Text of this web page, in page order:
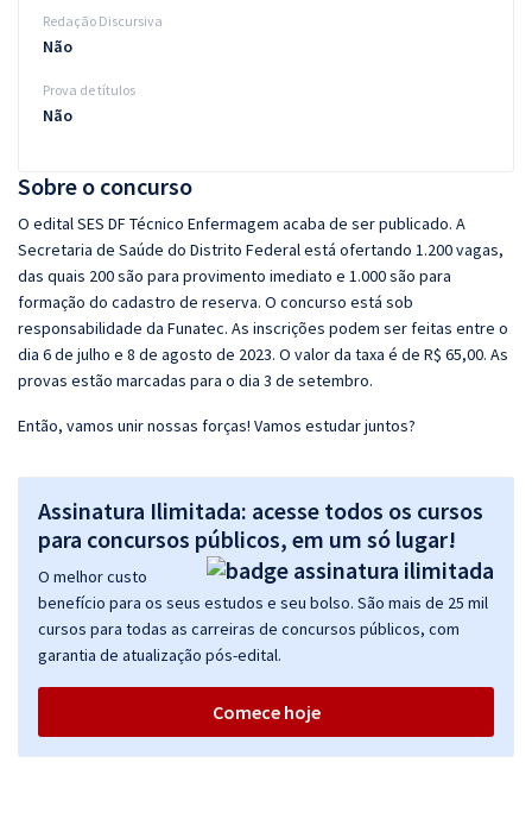
Sobre o concurso
O edital SES DF Técnico Enfermagem acaba de ser publicado. A
Secretaria de Saúde do Distrito Federal está ofertando 1.200 vagas,
das quais 200 são para provimento imediato e 1.000 são para
formação do cadastro de reserva. O concurso está sob
responsabilidade da Funatec. As inscrições podem ser feitas entre o
dia 6 de julho e 8 de agosto de 2023. O valor da taxa é de R$ 65,00. As
provas estão marcadas para o dia 3 de setembro.
Então, vamos unir nossas forças! Vamos estudar juntos?
Assinatura Ilimitada: acesse todos os cursos
para concursos públicos, em um só lugar!
O melhor custo
benefício para os seus estudos e seu bolso. São mais de 25 mil
cursos para todas as carreiras de concursos públicos, com
garantia de atualização pós-edital.
Comece hoje
Redação Discursiva
Não
Prova de títulos
Não